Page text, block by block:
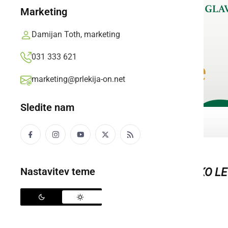
Marketing
Damijan Toth, marketing
031 333 621
marketing@prlekija-on.net
Sledite nam
Nastavitev teme KO BI LE LAHKO